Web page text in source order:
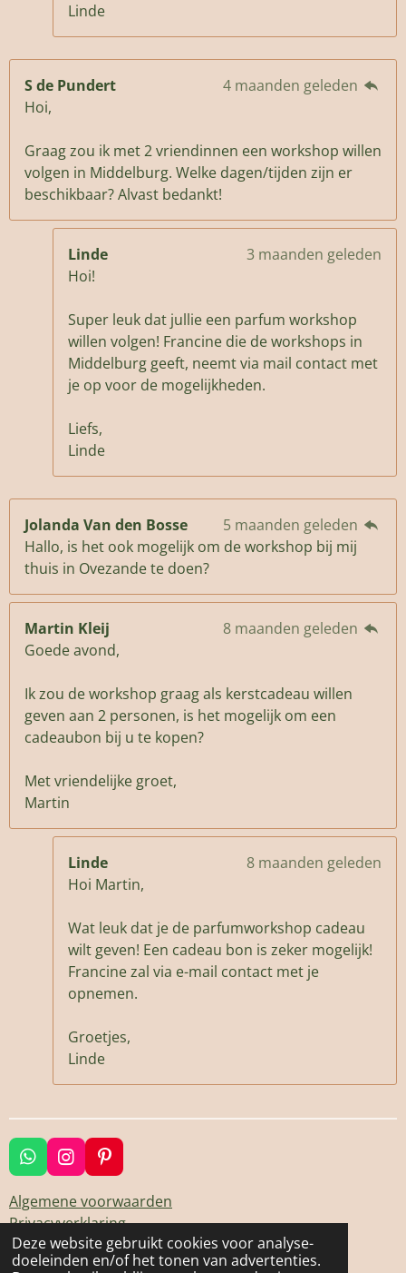
Deze website gebruikt cookies voor analyse-
doeleinden en/of het tonen van advertenties.
Linde
S de Pundert
4 maanden geleden
Hoi,
Graag zou ik met 2 vriendinnen een workshop willen
volgen in Middelburg. Welke dagen/tijden zijn er
beschikbaar? Alvast bedankt!
Linde
3 maanden geleden
Hoi!
Super leuk dat jullie een parfum workshop
willen volgen! Francine die de workshops in
Middelburg geeft, neemt via mail contact met
je op voor de mogelijkheden.
Liefs,
Linde
Jolanda Van den Bosse
5 maanden geleden
Hallo, is het ook mogelijk om de workshop bij mij
thuis in Ovezande te doen?
Martin Kleij
8 maanden geleden
Goede avond,
Ik zou de workshop graag als kerstcadeau willen
geven aan 2 personen, is het mogelijk om een
cadeaubon bij u te kopen?
Met vriendelijke groet,
Martin
Linde
8 maanden geleden
Hoi Martin,
Wat leuk dat je de parfumworkshop cadeau
wilt geven! Een cadeau bon is zeker mogelijk!
Francine zal via e-mail contact met je
opnemen.
Groetjes,
Linde
W
h
a
t
A
p
I
n
s
t
a
g
r
P
i
n
t
r
e
Algemene voorwaarden
Privacyverklaring
© 2025 Glow Essential Oils
Powered byJouwWeb